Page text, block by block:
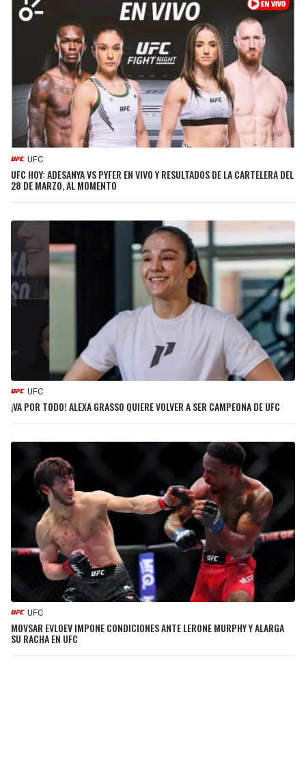
UFC
UFC HOY: ADESANYA VS PYFER EN VIVO Y RESULTADOS DE LA CARTELERA DEL
28 DE MARZO, AL MOMENTO
UFC
¡VA POR TODO! ALEXA GRASSO QUIERE VOLVER A SER CAMPEONA DE UFC
UFC
MOVSAR EVLOEV IMPONE CONDICIONES ANTE LERONE MURPHY Y ALARGA
SU RACHA EN UFC